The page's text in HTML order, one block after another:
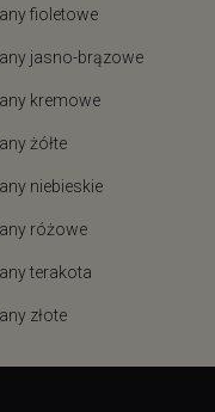
fioletowe
jasno-brązowe
kremowe
żółte
niebieskie
różowe
terakota
złote